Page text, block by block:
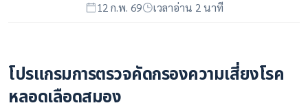
12 ก.พ. 69 เวลาอ่าน 2 นาที
โปรแกรมการตรวจคัดกรองความเสี่ยงโรค
หลอดเลือดสมอง